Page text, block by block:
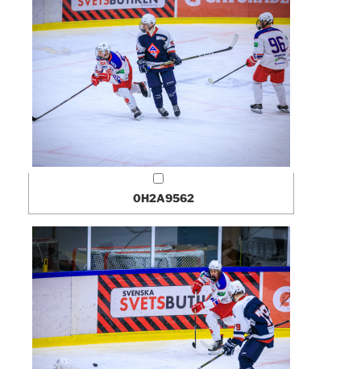
0H2A9562